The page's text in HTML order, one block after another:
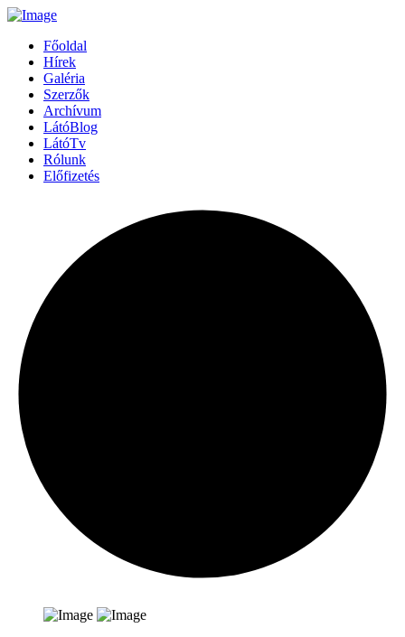
Főoldal
Hírek
Galéria
Szerzők
Archívum
LátóBlog
LátóTv
Rólunk
Előfizetés